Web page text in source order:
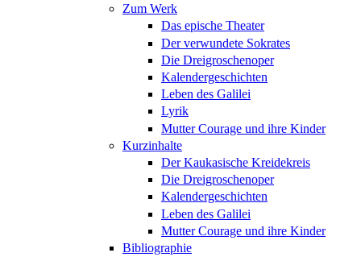
Zum Werk
Das epische Theater
Der verwundete Sokrates
Die Dreigroschenoper
Kalendergeschichten
Leben des Galilei
Lyrik
Mutter Courage und ihre Kinder
Kurzinhalte
Der Kaukasische Kreidekreis
Die Dreigroschenoper
Kalendergeschichten
Leben des Galilei
Mutter Courage und ihre Kinder
Bibliographie